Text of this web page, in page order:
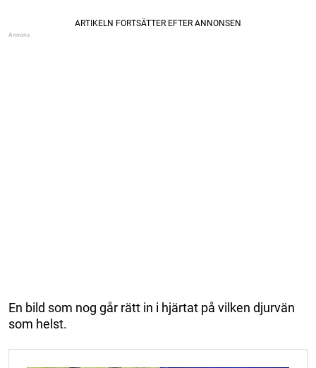
En bild som nog går rätt in i hjärtat på vilken djurvän
som helst.